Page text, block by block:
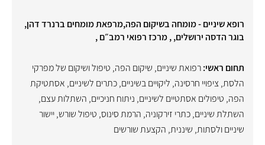
רופא שיניים - מומחה בשיקום הפה,מרפאת מומחים ברנרד דהן,
בוגר הדסה ירושלים, , מרכז רפואי רמב״ם ,
תחום ראשי:רפואת שיניים, שיקום הפה, טיפול ושיקום של מפרקי
הלסת, ציפויי חרסינה, ליקויים בשיניים,כתרים לשיניים, אסתטיקת
הפה, טיפולים אסתטיים לשיניים, ניתוח חניכיים, השתלות עצם,
השתלת שיניים,כתרי זירקוניה, הרמת סינוס, טיפול שורש,יישור
שיניים ולסתות, שיננית, הקצעת שורשים